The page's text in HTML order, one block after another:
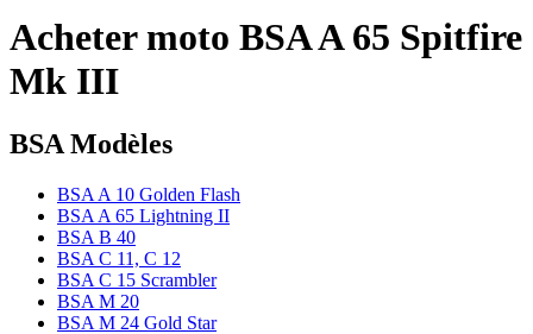
Acheter moto BSA A 65 Spitfire
Mk III
BSA Modèles
BSA A 10 Golden Flash
BSA A 65 Lightning II
BSA B 40
BSA C 11, C 12
BSA C 15 Scrambler
BSA M 20
BSA M 24 Gold Star